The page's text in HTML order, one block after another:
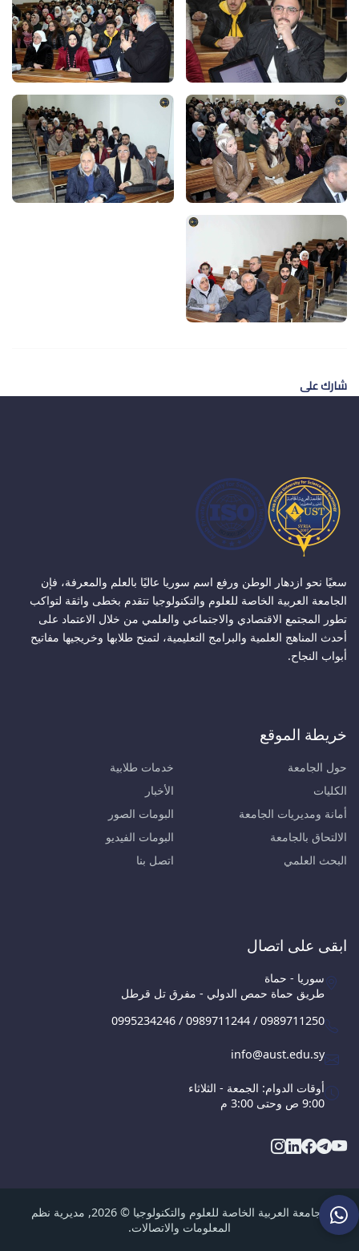
شارك على
سعيًا نحو ازدهار الوطن ورفع اسم سوريا عاليًا بالعلم والمعرفة، فإن
الجامعة العربية الخاصة للعلوم والتكنولوجيا تتقدم بخطى واثقة لتواكب
تطور المجتمع الاقتصادي والاجتماعي والعلمي من خلال الاعتماد على
أحدث المناهج العلمية والبرامج التعليمية، لتمنح طلابها وخريجيها مفاتيح
أبواب النجاح.
خريطة الموقع
حول الجامعة
الكليات
أمانة ومديريات الجامعة
الالتحاق بالجامعة
البحث العلمي
خدمات طلابية
الأخبار
البومات الصور
البومات الفيديو
اتصل بنا
ابقى على اتصال
سوريا - حماة
طريق حماة حمص الدولي - مفرق تل قرطل
0995234246 / 0989711244 / 0989711250
info@aust.edu.sy
أوقات الدوام: الجمعة - الثلاثاء
9:00 ص وحتى 3:00 م
الجامعة العربية الخاصة للعلوم والتكنولوجيا © 2026, مديرية نظم
المعلومات والاتصالات.